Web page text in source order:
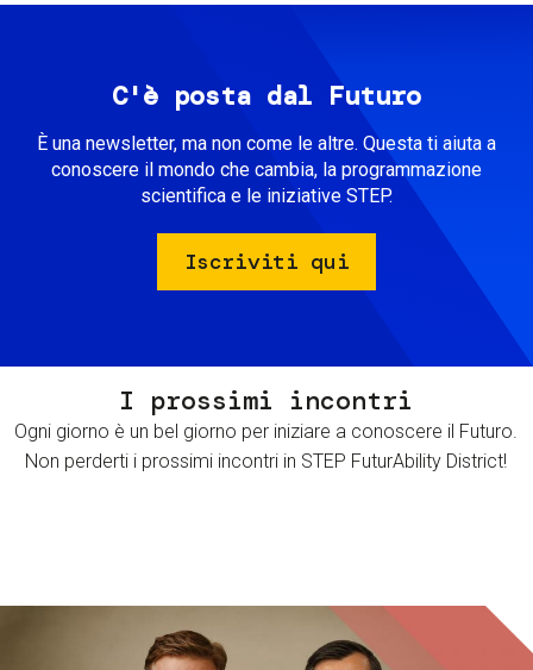
C'è posta dal Futuro
È una newsletter, ma non come le altre. Questa ti aiuta a
conoscere il mondo che cambia, la programmazione
scientifica e le iniziative STEP.
Iscriviti qui
I prossimi incontri
Ogni giorno è un bel giorno per iniziare a conoscere il Futuro.
Non perderti i prossimi incontri in STEP FuturAbility District!